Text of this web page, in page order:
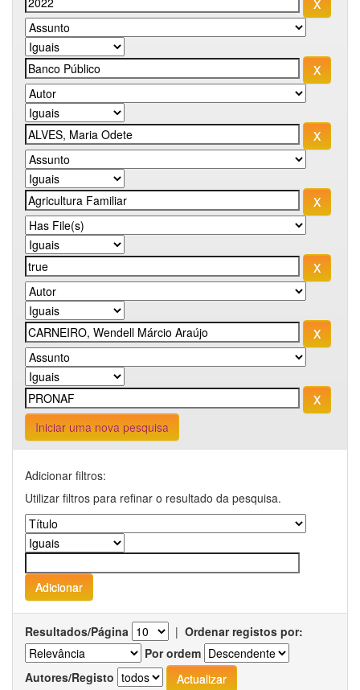
Iniciar uma nova pesquisa
Adicionar filtros:
Utilizar filtros para refinar o resultado da pesquisa.
Resultados/Página | Ordenar registos por:
Por ordem
Autores/Registo